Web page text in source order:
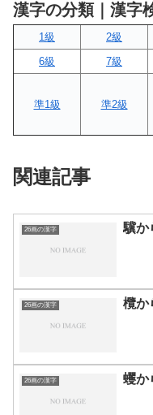
漢字の分類｜漢字
1級 2級
6級
7級
準1級 準2級
関連記事
26画の漢字 驥か
26画の漢字 欖か
26画の漢字 蠼か